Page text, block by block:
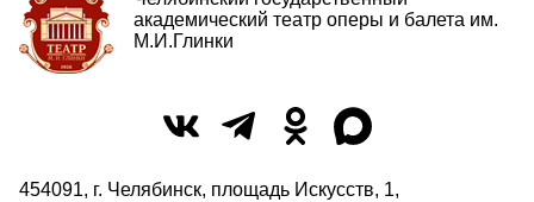
академический театр оперы и балета им.
М.И.Глинки
454091, г. Челябинск, площадь Искусств, 1,